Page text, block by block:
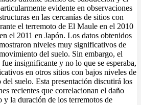
evidente en observaciones
en las cercanías de sitios con
el terremoto de El Maule en el 2010
el 2011 en Japón. Los datos obtenidos
niveles muy significativos de
del suelo. Sin embargo, el
insignificante y no lo que se esperaba,
en otros sitios con bajos niveles de
suelo. Esta presentación discutirá los
recientes que correlacionan el daño
y la duración de los terremotos de